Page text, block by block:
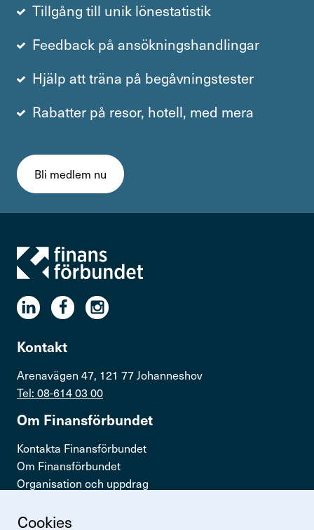
Cookies
Tillgång till unik lönestatistik
Feedback på ansökningshandlingar
Hjälp att träna på begåvningstester
Rabatter på resor, hotell, med mera
Bli medlem nu
Kontakt
Arenavägen 47, 121 77 Johanneshov
Tel: 08-614 03 00
Om Finans­för­bundet
Kontakta Finansförbundet
Om Finansförbundet
Organisation och uppdrag